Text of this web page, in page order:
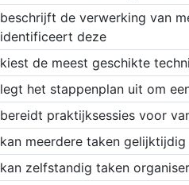
beschrijft de verwerking van
identificeert deze
kiest de meest geschikte
legt het stappenplan uit om
bereidt praktijksessies voor
kan meerdere taken gelijktijdig
kan zelfstandig taken